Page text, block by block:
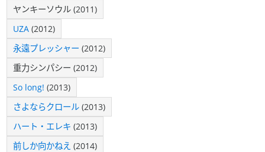
ヤンキーソウル (2011)
UZA (2012)
永遠プレッシャー (2012)
重力シンパシー (2012)
So long! (2013)
さよならクロール (2013)
ハート・エレキ (2013)
前しか向かねえ (2014)